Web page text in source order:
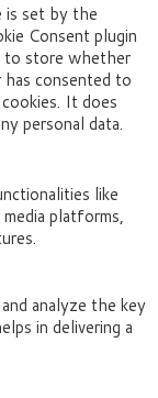
is set by the
Consent plugin
to store whether
consented to
It does
personal data.
like
platforms,
analyze the key
in delivering a